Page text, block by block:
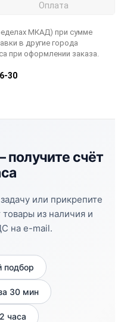
Оплата
МКАД) при сумме
в другие города
при оформлении заказа.
30
получите счёт
или прикрепите
из наличия и
на e-mail.
подбор
30 мин
часа